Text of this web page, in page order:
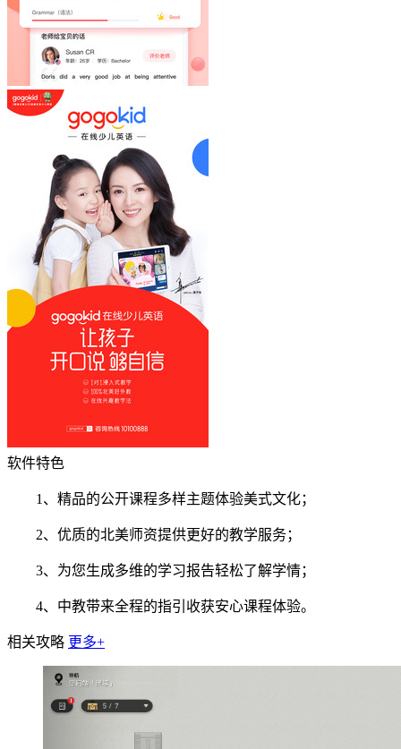
软件特色
1、精品的公开课程多样主题体验美式文化；
2、优质的北美师资提供更好的教学服务；
3、为您生成多维的学习报告轻松了解学情；
4、中教带来全程的指引收获安心课程体验。
相关攻略 更多+